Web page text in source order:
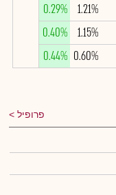
1.21%
0.29%
1.15%
0.40%
0.60%
0.44%
פרופיל